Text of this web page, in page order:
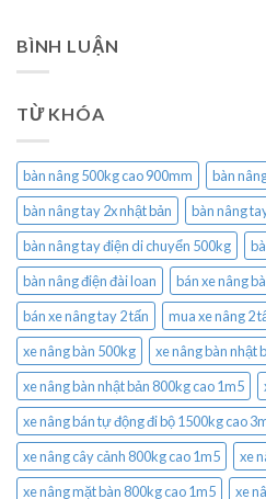
BÌNH LUẬN
TỪ KHÓA
bàn nâng 500kg cao 900mm bàn
bàn nâng tay 2x nhật bản
bàn nâng
bàn nâng tay điện di chuyển 500kg
bàn nâng điện đài loan
bán xe nâng
bán xe nâng tay 2 tấn
mua xe nâng 2
xe nâng bàn 500kg
xe nâng bàn nhật
xe nâng bàn nhật bản 800kg cao 1m5
xe nâng bán tự động đi bộ 1500kg cao
xe nâng cây cảnh 800kg cao 1m5
xe
xe nâng mặt bàn 800kg cao 1m5
xe